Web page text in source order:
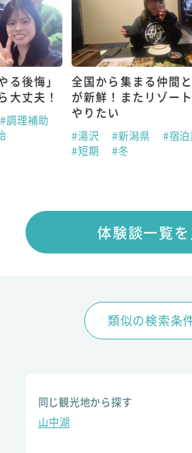
る後悔」
大丈夫！
#調理補助
全国から集まる仲間
が新鮮！またリゾー
やりたい
#湯沢 #新潟県
#宿
#短期
#冬
体験談一覧を
類似の検索条
同じ観光地から探す
山中湖